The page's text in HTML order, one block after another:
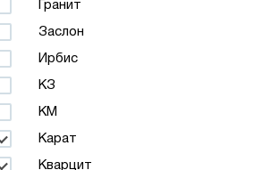
Гранит
Заслон
Ирбис
КЗ
КМ
Карат
Кварцит